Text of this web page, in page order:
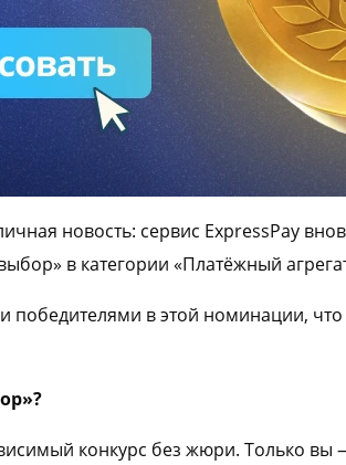
новость: сервис ExpressPay
в категории «Платёжный
победителями в этой номинации,
конкурс без жюри. Только вы